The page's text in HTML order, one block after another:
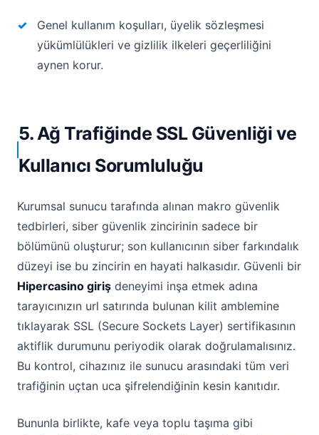
Genel kullanım koşulları, üyelik sözleşmesi
yükümlülükleri ve gizlilik ilkeleri geçerliliğini
aynen korur.
5. Ağ Trafiğinde SSL Güvenliği ve
Kullanıcı Sorumluluğu
Kurumsal sunucu tarafında alınan makro güvenlik
tedbirleri, siber güvenlik zincirinin sadece bir
bölümünü oluşturur; son kullanıcının siber farkındalık
düzeyi ise bu zincirin en hayati halkasıdır. Güvenli bir
Hipercasino giriş deneyimi inşa etmek adına
tarayıcınızın url satırında bulunan kilit amblemine
tıklayarak SSL (Secure Sockets Layer) sertifikasının
aktiflik durumunu periyodik olarak doğrulamalısınız.
Bu kontrol, cihazınız ile sunucu arasındaki tüm veri
trafiğinin uçtan uca şifrelendiğinin kesin kanıtıdır.
Bununla birlikte, kafe veya toplu taşıma gibi